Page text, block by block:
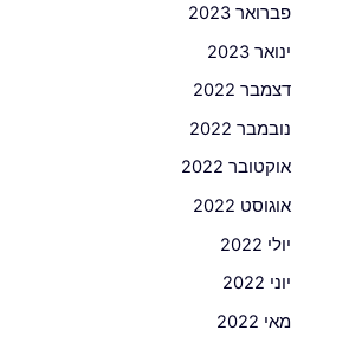
פברואר 2023
ינואר 2023
דצמבר 2022
נובמבר 2022
אוקטובר 2022
אוגוסט 2022
יולי 2022
יוני 2022
מאי 2022